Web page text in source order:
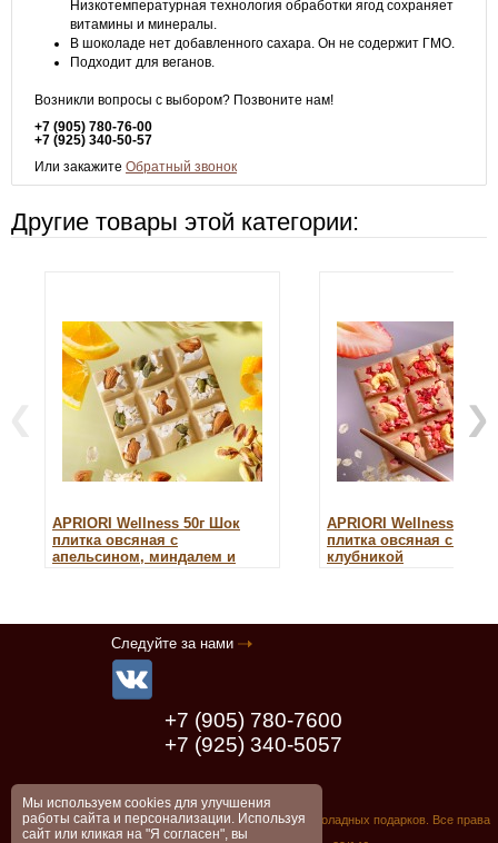
Низкотемпературная технология обработки ягод сохраняет
витамины и минералы.
В шоколаде нет добавленного сахара. Он не содержит ГМО.
Подходит для веганов.
Возникли вопросы с выбором? Позвоните нам!
+7 (905) 780-76-00
+7 (925) 340-50-57
Или закажите Обратный звонок
Другие товары этой категории:
APRIORI Wellness 50г Шок
плитка овсяная с
апельсином, миндалем и
APRIORI Wellness 50г
плитка овсяная с
клубникой
Следуйте за нами
+7 (905) 780-7600
+7 (925) 340-5057
© 2005 - 2026 Chocolate.com.ru - Производство шоколадных подарков. Все права
защищены.
Мы используем cookies для улучшения
работы сайта и персонализации. Используя
сайт или кликая на "Я согласен", вы